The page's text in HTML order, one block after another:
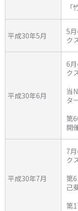
平成30年5月
5
ク
平成30年6月
6
ク
当
タ
第
開
平成30年7月
7
ク
第
己
第